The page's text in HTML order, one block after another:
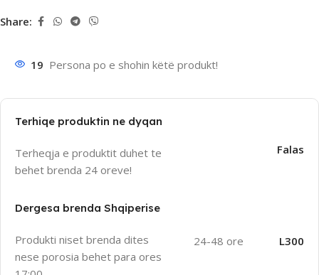
Share:
19 Persona po e shohin këtë produkt!
Terhiqe produktin ne dyqan
Terheqja e produktit duhet te
behet brenda 24 oreve!
Falas
Dergesa brenda Shqiperise
Produkti niset brenda dites
nese porosia behet para ores
24-48 ore L300